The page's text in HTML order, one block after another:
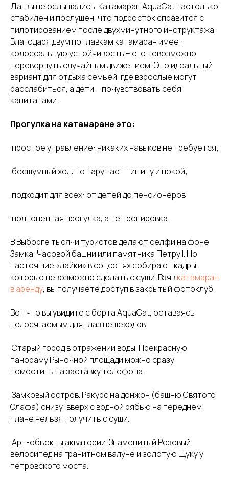
Да, вы не ослышались. Катамаран AquaCat настолько
стабилен и послушен, что подросток справится с
пилотированием после двухминутного инструктажа.
Благодаря двум поплавкам катамаран имеет
колоссальную устойчивость – его невозможно
перевернуть случайным движением. Это идеальный
вариант для отдыха семьей, где взрослые могут
расслабиться, а дети – почувствовать себя
капитанами.
Прогулка на катамаране это:
·простое управление: никаких навыков не требуется;
·бесшумный ход: не нарушает тишину и покой;
·подходит для всех: от детей до пенсионеров;
·полноценная прогулка, а не тренировка.
В Выборге тысячи туристов делают селфи на фоне
Замка, Часовой башни или памятника Петру I. Но
настоящие «лайки» в соцсетях собирают кадры,
которые невозможно сделать с суши. Взявкатамаран
в аренду, вы получаете доступ в закрытый фотоклуб.
Вот что вы увидите с борта AquaCat, оставаясь
недосягаемым для глаз пешеходов:
·Старый город в отражении воды. Прекрасную
панораму Рыночной площади можно сразу
поместить на заставку телефона.
·Замковый остров. Ракурс на донжон (башню Святого
Олафа) снизу-вверх с водной рябью на переднем
плане нельзя получить с суши.
·Арт-объекты акватории. Знаменитый Розовый
велосипед на гранитном валуне и золотую Щуку у
петровского моста.